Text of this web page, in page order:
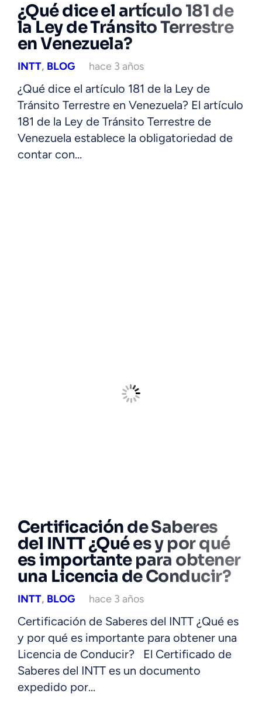
¿Qué dice el artículo 181 de
la Ley de Tránsito Terrestre
en Venezuela?
INTT, BLOG hace 3 años
¿Qué dice el artículo 181 de la Ley de
Tránsito Terrestre en Venezuela? El artículo
181 de la Ley de Tránsito Terrestre de
Venezuela establece la obligatoriedad de
contar con…
Certificación de Saberes
del INTT ¿Qué es y por qué
es importante para obtener
una Licencia de Conducir?
INTT, BLOG hace 3 años
Certificación de Saberes del INTT ¿Qué es
y por qué es importante para obtener una
Licencia de Conducir? El Certificado de
Saberes del INTT es un documento
expedido por…